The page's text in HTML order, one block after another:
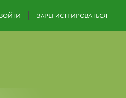
ЗАРЕГИСТРИРОВАТЬСЯ